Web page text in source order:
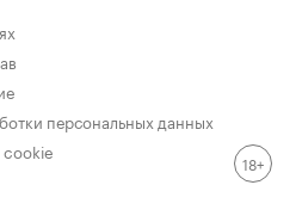
персональных данных
cookie
18+